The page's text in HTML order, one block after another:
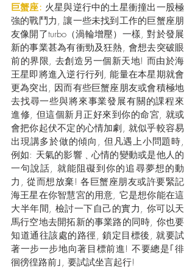
巨蟹座: 火星與逆行中的土星衝撞出一股極
強的戰鬥力, 讓一些未找到工作的巨蟹座朋
友像開了turbo（渦輪增壓）一樣, 對於發展
新的事業甚為有衝勁及狂熱, 會想去突破眼
前的界限, 去創造另一個新天地! 而由於海
王星即將進入逆行行列, 能量在本星期就會
更為突出, 因而有些巨蟹座朋友或會積極地
去找尋一些與將來事業發展有關的課程來
進修, 但這個新月正好來到你的命宮, 就或
會把你起伏不定的心情加劇, 就似乎較容易
出現講多於做的傾向, 但凡遇上小問題時,
例如: 天氣的影響﹑心情的變動或是他人的
一句說話, 就能阻礙到你的追尋夢想的動
力, 從而想放棄! 各巨蟹座朋友或許要緊記
海王星在你智慧宮的用意, 它是想你能在這
大半年間, 檢討一下自己的實力, 你可以天
馬行空地去開拓新的事業路的同時, 你也要
知道通往該處的路徑, 鎖定目標後, 就要試
著一步一步地向著目標前進! 不要總是｢徘
徊徬徨路前｣, 要試試坐言起行!